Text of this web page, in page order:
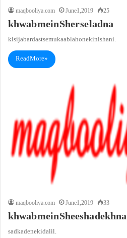
maqbooliya.com June 1, 2019 25
khwab mein Sher se ladna
kisi jabardast se mukaabla hone ki nishani.
Read More »
maqbooliya.com June 1, 2019 33
khwab mein Sheesha dekhna
sadka dene ki dalil.